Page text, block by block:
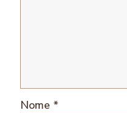
Nome *